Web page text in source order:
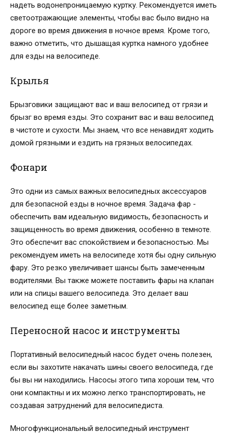
надеть водонепроницаемую куртку. Рекомендуется иметь
светоотражающие элементы, чтобы вас было видно на
дороге во время движения в ночное время. Кроме того,
важно отметить, что дышащая куртка намного удобнее
для езды на велосипеде.
Крылья
Брызговики защищают вас и ваш велосипед от грязи и
брызг во время езды. Это сохранит вас и ваш велосипед
в чистоте и сухости. Мы знаем, что все ненавидят ходить
домой грязными и ездить на грязных велосипедах.
Фонари
Это одни из самых важных велосипедных аксессуаров
для безопасной езды в ночное время. Задача фар -
обеспечить вам идеальную видимость, безопасность и
защищенность во время движения, особенно в темноте.
Это обеспечит вас спокойствием и безопасностью. Мы
рекомендуем иметь на велосипеде хотя бы одну сильную
фару. Это резко увеличивает шансы быть замеченным
водителями. Вы также можете поставить фары на клапан
или на спицы вашего велосипеда. Это делает ваш
велосипед еще более заметным.
Переносной насос и инструменты
Портативный велосипедный насос будет очень полезен,
если вы захотите накачать шины своего велосипеда, где
бы вы ни находились. Насосы этого типа хороши тем, что
они компактны и их можно легко транспортировать, не
создавая затруднений для велосипедиста.
Многофункциональный велосипедный инструмент